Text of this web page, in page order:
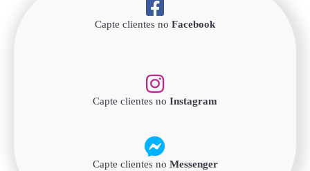
Capte clientes no Facebook
Capte clientes no Instagram
Capte clientes no Messenger